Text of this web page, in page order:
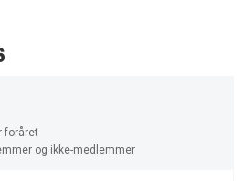
foråret
og ikke-medlemmer